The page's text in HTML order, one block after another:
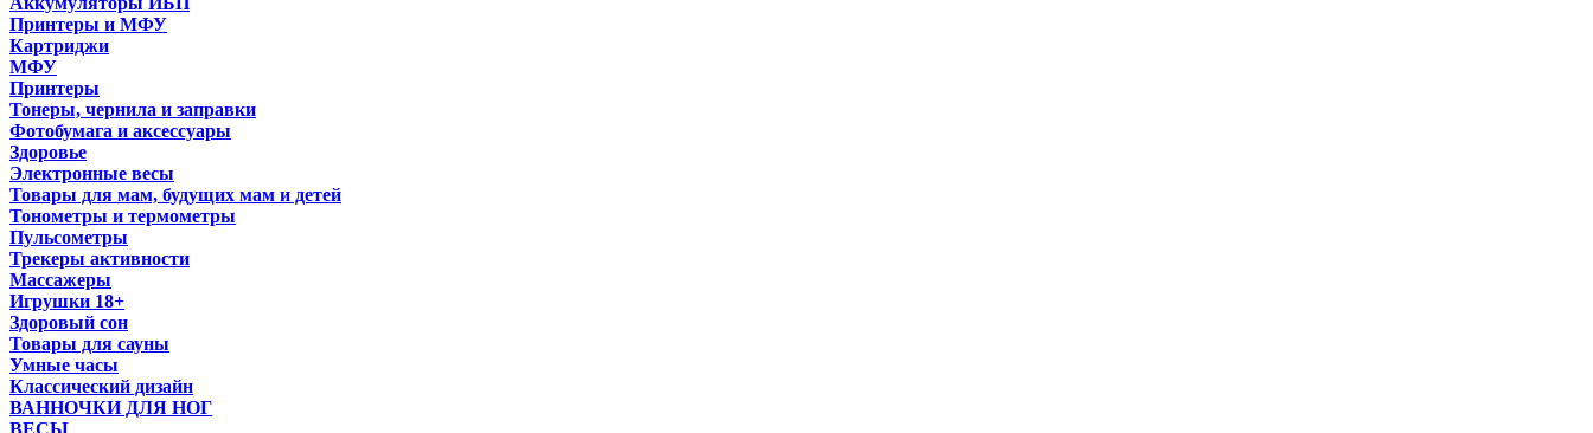
Принтеры и МФУ
Картриджи
МФУ
Принтеры
Тонеры, чернила и заправки
Фотобумага и аксессуары
Здоровье
Электронные весы
Товары для мам, будущих мам и детей
Тонометры и термометры
Пульсометры
Трекеры активности
Массажеры
Игрушки 18+
Здоровый сон
Товары для сауны
Умные часы
Классический дизайн
ВАННОЧКИ ДЛЯ НОГ
ВЕСЫ